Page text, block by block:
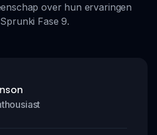
over hun ervaringen
Fase 9.